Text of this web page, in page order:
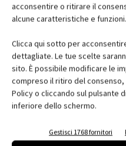
acconsentire o ritirare il
alcune caratteristiche e funzioni.
Clicca qui sotto per
dettagliate. Le tue scelte
sito. È possibile modificare le
compreso il ritiro del
Policy o cliccando sul pulsante
inferiore dello schermo.
Gestisci 1768 fornitori
Gruppo Cimbali
rivestimento